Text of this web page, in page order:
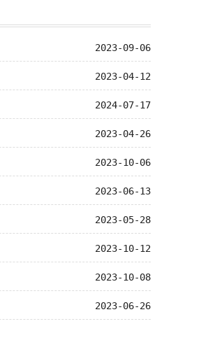
2023-09-06
2023-04-12
2024-07-17
2023-04-26
2023-10-06
2023-06-13
2023-05-28
2023-10-12
2023-10-08
2023-06-26